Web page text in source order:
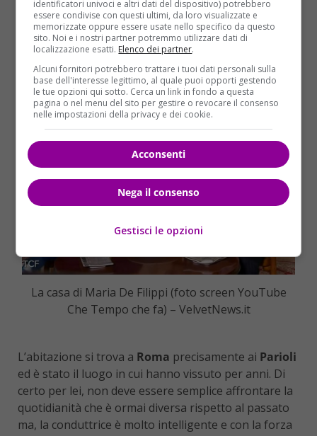
Maurizio. Ma dove vive dunque Maria in seguito al
grave lutto? Stando a quel che si apprende, la
padrona di casa di Uomini e Donne risiede nella
stessacasacon cui ha vissuto con Costanzo.
La casa di Maria De Filippi (foto screen YouTube
Che Tempo che fa) – VelvetNews.it
L’abitazione si trova a Roma precisamente ai Parioli
ed è stato il luogo in cui hanno vissuto per anni. Di
certo per lei, non deve essere semplice affrontare la
quotidianità che è ormai diversa rispetto al passato
ma, la conduttrice è molto intelligente e con la forza
identificatori univoci e altri dati del dispositivo) potrebbero
essere condivise con questi ultimi, da loro visualizzate e
memorizzate oppure essere usate nello specifico da questo
sito. Noi e i nostri partner potremmo utilizzare dati di
localizzazione esatti. Elenco dei partner.
Alcuni fornitori potrebbero trattare i tuoi dati personali sulla
base dell'interesse legittimo, al quale puoi opporti gestendo
le tue opzioni qui sotto. Cerca un link in fondo a questa
pagina o nel menu del sito per gestire o revocare il consenso
nelle impostazioni della privacy e dei cookie.
Acconsenti
Nega il consenso
Gestisci le opzioni